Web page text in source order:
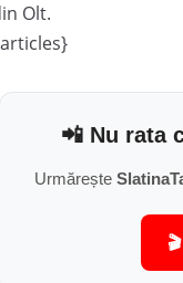
Olt.
📲 Nu rata
Urmărește